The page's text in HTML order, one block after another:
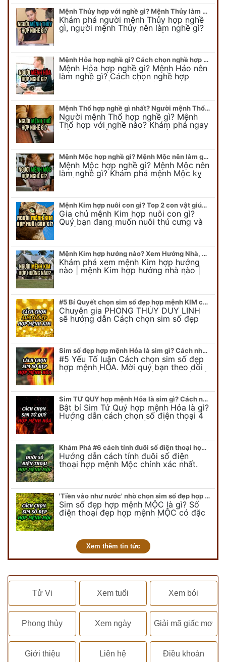
Mệnh Thủy hợp với nghề gì? Mệnh Thủy làm nghề gì để #Ăn nên làm ra
Khám phá người mệnh Thủy hợp nghề
gì, người mệnh Thủy nên làm nghề gì?
Chi tiết nghề hợp mệnh Thủy sẽ được
Mệnh Hỏa hợp nghề gì? Cách chọn nghề hợp mệnh Hỏa hút nhiều tài lộc
Mệnh Hỏa hợp nghề gì? Mệnh Hảo nên
làm nghề gì? Cách chọn nghề hợp
mệnh Hỏa để hút nhiều tài lộc. Giúp
Mệnh Thổ hợp nghề gì nhất? Người mệnh Thổ kỵ nghề gì?
Người mệnh Thổ hợp nghề gì? Mệnh
Thổ hợp với nghề nào? Khám phá ngay
để chọn nghề hợp mệnh Thổ. Cũng như
Mệnh Mộc hợp nghề gì? Mệnh Mộc nên làm gì? Mệnh Mộc kỵ nghề nào?
Mệnh Mộc hợp nghề gì? Mệnh Mộc nên
làm nghề gì? Khám phá mệnh Mộc kỵ
nghề gì không nên làm. Xem ngay để
Mệnh Kim hợp nuôi con gì? Top 2 con vật giúp gia chủ Phát tài phát lộc
Gia chủ mệnh Kim hợp nuôi con gì?
Quý bạn đang muốn nuôi thú cưng và
muốn chọn một con vật nuôi hợp
Duy…
Mệnh Kim hợp hướng nào? Xem Hướng Nhà, Phòng ngủ, Làm việc hợp mệnh Kim
Khám phá xem mệnh Kim hợp hướng
nào | mệnh Kim hợp hướng nhà nào |
mệnh Kim kê giường hướng nào | mệnh
#5 Bí Quyết chọn sim số đẹp hợp mệnh KIM chuẩn xác nhất
Chuyên gia PHONG THỦY DUY LINH
sẽ hướng dẫn Cách chọn sim số đẹp
hợp mệnh KIM. Mời quý bạn theo dõi
Sim số đẹp hợp mệnh Hỏa là sim gì? Cách nhận biết sim đẹp hợp mệnh Hỏa
#5 Yếu Tố luận Cách chọn sim số đẹp
hợp mệnh HỎA. Mời quý bạn theo dõi
bài viết để có cái nhìn tổng quát về số
Sim TỨ QUÝ hợp mệnh Hỏa là sim gì? Cách nhận biết sim tứ quý hợp mệnh Hỏa
Bật bí Sim Tứ Quý hợp mệnh Hỏa là gì?
Hướng dẫn cách chọn số điện thoại 4
quý hợp mệnh Hỏa chính xác nhất.
Khám Phá #6 cách tính đuôi số điện thoại hợp mệnh Mộc
Hướng dẫn cách tính đuôi số điện
thoại hợp mệnh Mộc chính xác nhất.
Cách chọn đuôi sim điện thoại hợp
chuyên…
'Tiền vào như nước' nhờ chọn sim số đẹp hợp mệnh MỘC
Sim số đẹp hợp mệnh MỘC là gì? Số
điện thoại đẹp hợp mệnh MỘC có đặc
điểm ra sao? Dưới góc nhìn chuyên gia
Xem thêm tin tức
Tử Vi Xem tuổi Xem bói
Phong thủy Xem ngày Giải mã giấc mơ
Giới thiệu Liên hệ Điều khoản